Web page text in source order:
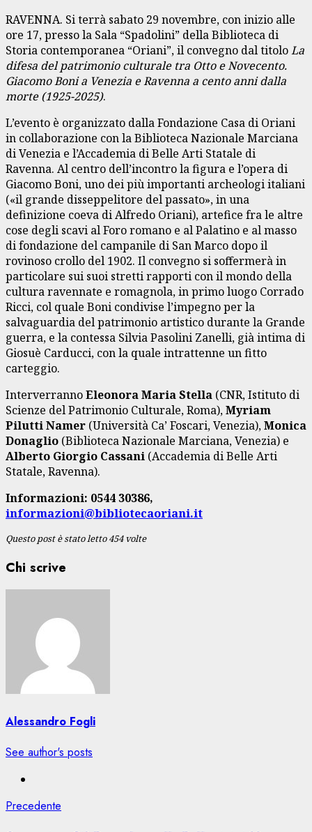
RAVENNA. Si terrà sabato 29 novembre, con inizio alle
ore 17, presso la Sala “Spadolini” della Biblioteca di
Storia contemporanea “Oriani”, il convegno dal titoloLa
difesa del patrimonio culturale tra Otto e Novecento.
Giacomo Boni a Venezia e Ravenna a cento anni dalla
morte (1925-2025).
L’evento è organizzato dalla Fondazione Casa di Oriani
in collaborazione con la Biblioteca Nazionale Marciana
di Venezia e l’Accademia di Belle Arti Statale di
Ravenna. Al centro dell’incontro la figura e l’opera di
Giacomo Boni, uno dei più importanti archeologi italiani
(«il grande disseppelitore del passato», in una
definizione coeva di Alfredo Oriani), artefice fra le altre
cose degli scavi al Foro romano e al Palatino e al masso
di fondazione del campanile di San Marco dopo il
rovinoso crollo del 1902. Il convegno si soffermerà in
particolare sui suoi stretti rapporti con il mondo della
cultura ravennate e romagnola, in primo luogo Corrado
Ricci, col quale Boni condivise l’impegno per la
salvaguardia del patrimonio artistico durante la Grande
guerra, e la contessa Silvia Pasolini Zanelli, già intima di
Giosuè Carducci, con la quale intrattenne un fitto
carteggio.
InterverrannoEleonora Maria Stella (CNR, Istituto di
Scienze del Patrimonio Culturale, Roma),Myriam
Pilutti Namer (Università Ca’ Foscari, Venezia),Monica
Donaglio (Biblioteca Nazionale Marciana, Venezia) e
Alberto Giorgio Cassani (Accademia di Belle Arti
Statale, Ravenna).
Informazioni: 0544 30386,
informazioni@bibliotecaoriani.it
Questo post è stato letto 454 volte
Chi scrive
Alessandro Fogli
See author's posts
Navigazione
Precedente